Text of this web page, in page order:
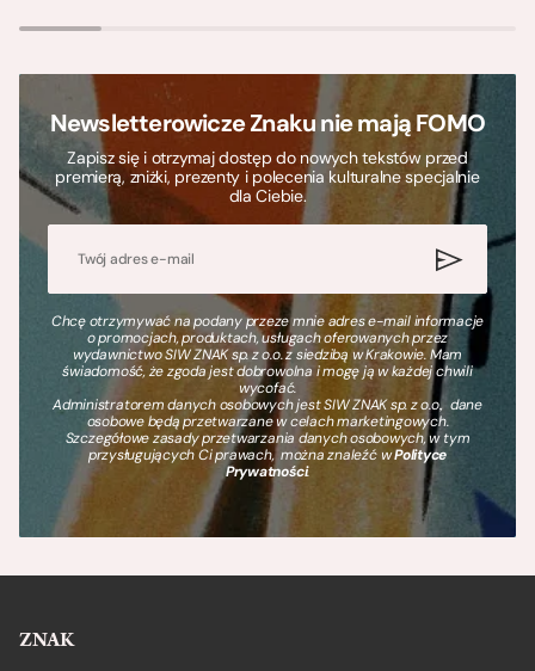
Newsletterowicze Znaku nie mają FOMO
Zapisz się i otrzymaj dostęp do nowych tekstów przed
premierą, zniżki, prezenty i polecenia kulturalne specjalnie
dla Ciebie.
Chcę otrzymywać na podany przeze mnie adres e-mail informacje
o promocjach, produktach, usługach oferowanych przez
wydawnictwo SIW ZNAK sp. z o.o. z siedzibą w Krakowie. Mam
świadomość, że zgoda jest dobrowolna i mogę ją w każdej chwili
wycofać.
Administratorem danych osobowych jest SIW ZNAK sp. z o.o., dane
osobowe będą przetwarzane w celach marketingowych.
Szczegółowe zasady przetwarzania danych osobowych, w tym
przysługujących Ci prawach, można znaleźć wPolityce
Prywatności.
ZNAK